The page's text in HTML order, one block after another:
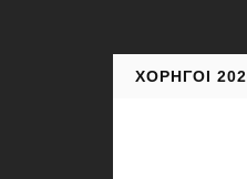
ΧΟΡΗΓΟΊ